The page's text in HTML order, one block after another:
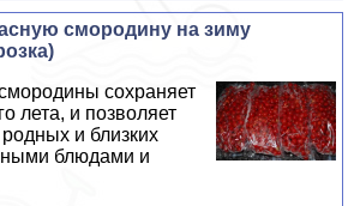
смородину на зиму
сохраняет
лета, и позволяет
и близких
блюдами и